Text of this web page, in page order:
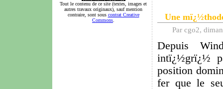
Tout le contenu de ce site (textes, images et
autres travaux originaux), sauf mention
contraire, sont sous contrat Creative
Commons
Une
Par cgo2,
Depuis
intï¿½grï¿½
position
fer que le